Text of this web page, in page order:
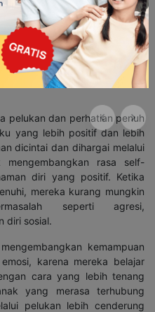
Risiko Masalah
pelukan dan perhatian penuh
yang lebih positif dan lebih
dicintai dan dihargai melalui
mengembangkan rasa self-
diri yang positif. Ketika
mereka kurang mungkin
seperti agresi,
diri sosial.
kemampuan
karena mereka belajar
cara yang lebih tenang
yang merasa terhubung
pelukan lebih cenderung